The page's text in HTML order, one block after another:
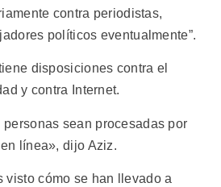
contra periodistas,
políticos eventualmente”.
disposiciones contra el
y contra Internet.
sean procesadas por
línea», dijo Aziz.
visto cómo se han llevado a